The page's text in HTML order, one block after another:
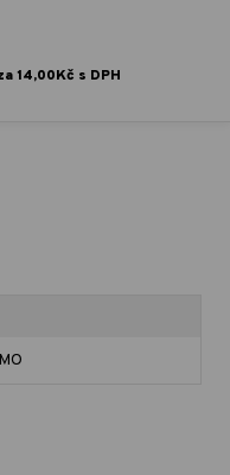
14,00Kč s DPH